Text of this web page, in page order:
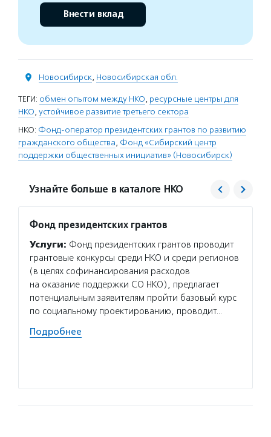
Внести вклад
Новосибирск, Новосибирская обл.
ТЕГИ: обмен опытом между НКО, ресурсные центры для
НКО, устойчивое развитие третьего сектора
НКО: Фонд-оператор президентских грантов по развитию
гражданского общества, Фонд «Сибирский центр
поддержки общественных инициатив» (Новосибирск)
Узнайте больше в каталоге НКО
Фонд президентских грантов
Услуги: Фонд президентских грантов проводит
грантовые конкурсы среди НКО и среди регионов
(в целях софинансирования расходов
на оказание поддержки СО НКО), предлагает
потенциальным заявителям пройти базовый курс
по социальному проектированию, проводит…
Подробнее